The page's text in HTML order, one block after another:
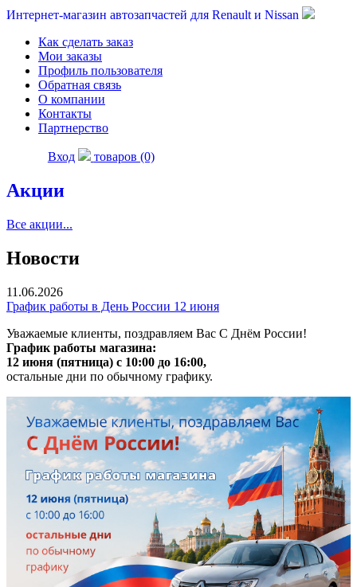
Интернет-магазин автозапчастей для Renault и Nissan
Как сделать заказ
Мои заказы
Профиль пользователя
Обратная связь
О компании
Контакты
Партнерство
Вход товаров (0)
Акции
Все акции...
Новости
11.06.2026
График работы в День России 12 июня
Уважаемые клиенты, поздравляем Вас С Днём России!
График работы магазина:
12 июня (пятница) с 10:00 до 16:00,
остальные дни по обычному графику.